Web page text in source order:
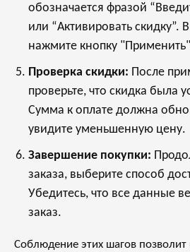
обозначается фразой
или “Активировать скидку”.
нажмите кнопку
Проверка скидки: После
проверьте, что скидка была
Сумма к оплате должна
увидите уменьшенную цену.
Завершение покупки:
заказа, выберите способ
Убедитесь, что все данные
заказ.
Соблюдение этих шагов позволит